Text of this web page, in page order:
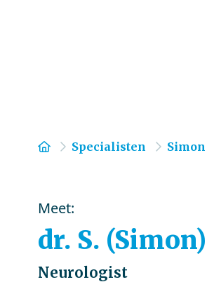
Home
Specialisten
Meet:
dr. S.
Neurologist